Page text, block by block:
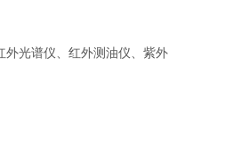
光谱仪、红外测油仪、紫外